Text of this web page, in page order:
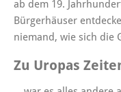
ab dem 19.
Bürgerhäuser
niemand, wie sich die
Zu Uropas